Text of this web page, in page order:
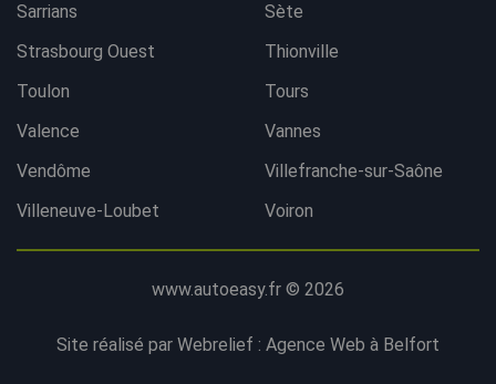
Sarrians
Sète
Strasbourg Ouest
Thionville
Toulon
Tours
Valence
Vannes
Vendôme
Villefranche-sur-Saône
Villeneuve-Loubet
Voiron
www.autoeasy.fr © 2026
Site réalisé par Webrelief : Agence Web à Belfort